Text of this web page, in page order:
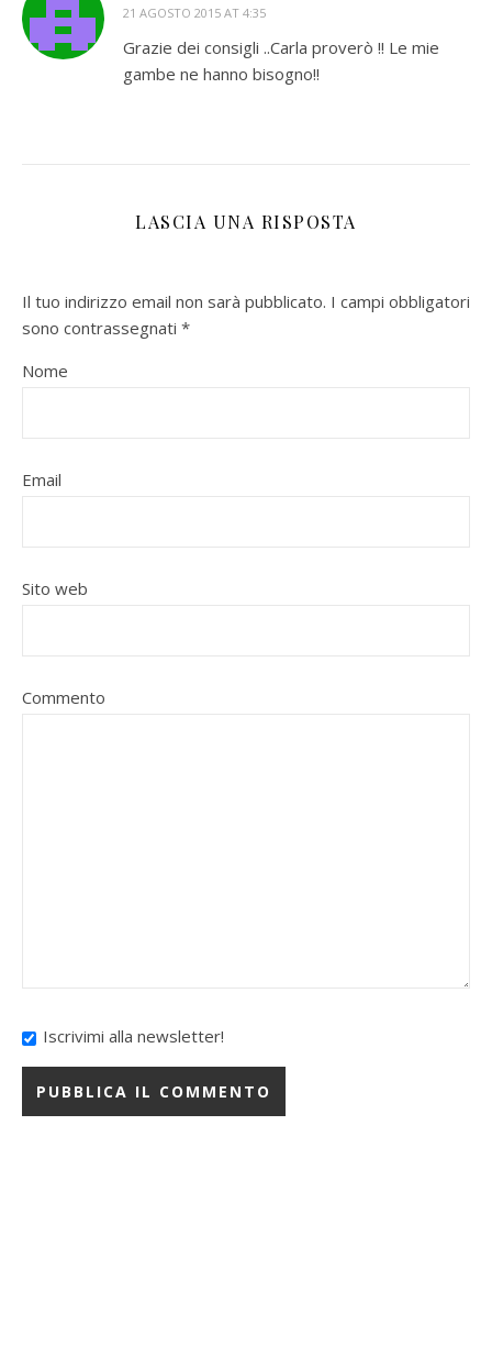
21 AGOSTO 2015 AT 4:35
Grazie dei consigli ..Carla proverò !! Le mie
gambe ne hanno bisogno!!
LASCIA UNA RISPOSTA
Il tuo indirizzo email non sarà pubblicato. I campi obbligatori
sono contrassegnati *
Nome
Email
Sito web
Commento
Iscrivimi alla newsletter!